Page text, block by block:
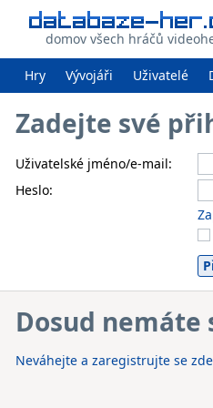
domov všech hráčů
Hry Vývojáři Uživatelé
Zadejte své
Uživatelské jméno/e-mail:
Heslo:
Dosud nemáte
Neváhejte a zaregistrujte se zde